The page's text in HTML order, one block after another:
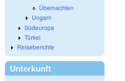
Übernachten
Ungarn
Südeuropa
Türkei
Reiseberichte
Unterkunft